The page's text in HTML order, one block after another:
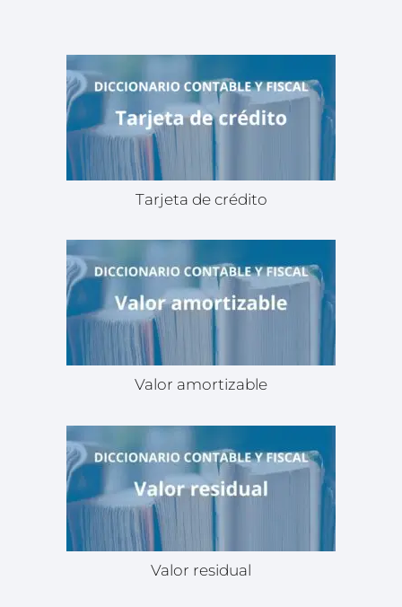
Tarjeta de crédito
Valor amortizable
Valor residual